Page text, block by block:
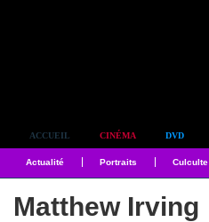
ACCUEIL CINÉMA DVD
Actualité Portraits Culculte
Matthew Irving